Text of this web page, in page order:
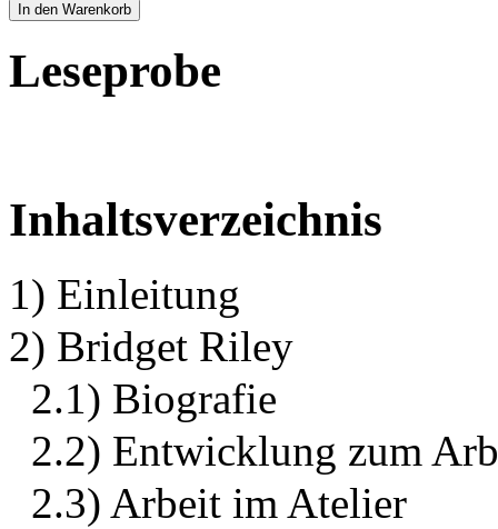
In den Warenkorb
Leseprobe
Inhaltsverzeichnis
1) Einleitung
2) Bridget Riley
2.1) Biografie
2.2) Entwicklung zum
2.3) Arbeit im Atelier